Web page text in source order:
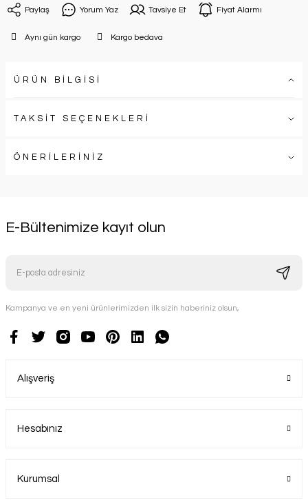
Paylaş Yorum Yaz Tavsiye Et Fiyat Alarmı
Aynı gün kargo Kargo bedava
ÜRÜN BİLGİSİ
TAKSİT SEÇENEKLERİ
ÖNERİLERİNİZ
E-Bültenimize kayıt olun
Kampanya ve en yeni ürünlerimizden ilk sizin haberiniz olsun,
Alışveriş
Hesabınız
Kurumsal